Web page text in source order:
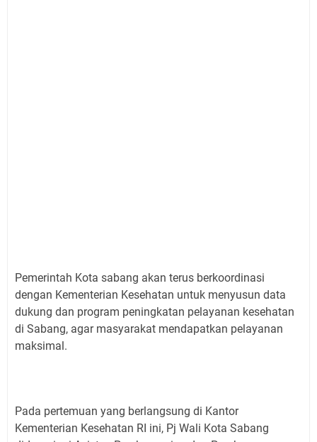
Pemerintah Kota sabang akan terus berkoordinasi
dengan Kementerian Kesehatan untuk menyusun data
dukung dan program peningkatan pelayanan kesehatan
di Sabang, agar masyarakat mendapatkan pelayanan
maksimal.
Pada pertemuan yang berlangsung di Kantor
Kementerian Kesehatan RI ini, Pj Wali Kota Sabang